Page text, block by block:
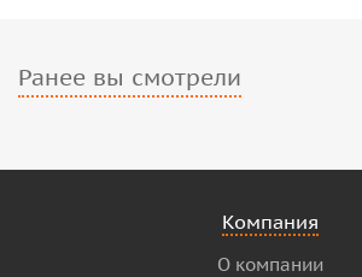
Ранее вы смотрели
Компания
О компании